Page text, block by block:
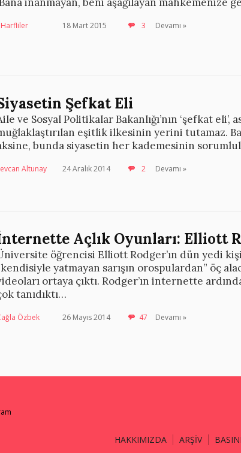
18 Mart 2015 3 Devamı »
Şefkat Eli
ve Sosyal Politikalar Bakanlığı’nın ‘şefkat
eşitlik ilkesinin yerini tutamaz.
bunda siyasetin her kademesinin
Altunay 24 Aralık 2014 2 Devamı »
Açlık Oyunları: Elliott
öğrencisi Elliott Rodger’ın dün yedi
yatmayan sarışın orospulardan” öç
ortaya çıktı. Rodger’ın internette
tanıdıktı…
Özbek 26 Mayıs 2014 47 Devamı »
HAKKIMIZDA ARŞİV